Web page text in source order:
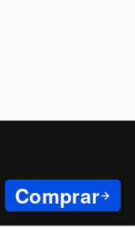
Comprar